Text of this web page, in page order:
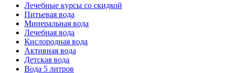
Лечебные курсы со скидкой
Питьевая вода
Минеральная вода
Лечебная вода
Кислородная вода
Активная вода
Детская вода
Вода 5 литров